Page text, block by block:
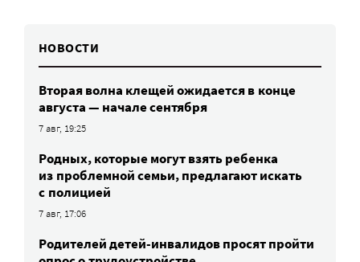
НОВОСТИ
Вторая волна клещей ожидается в конце
августа — начале сентября
7 авг, 19:25
Родных, которые могут взять ребенка
из проблемной семьи, предлагают искать
с полицией
7 авг, 17:06
Родителей детей-инвалидов просят пройти